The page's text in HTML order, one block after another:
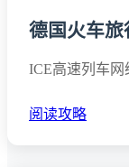
德国火车旅
ICE高速列车网
阅读攻略